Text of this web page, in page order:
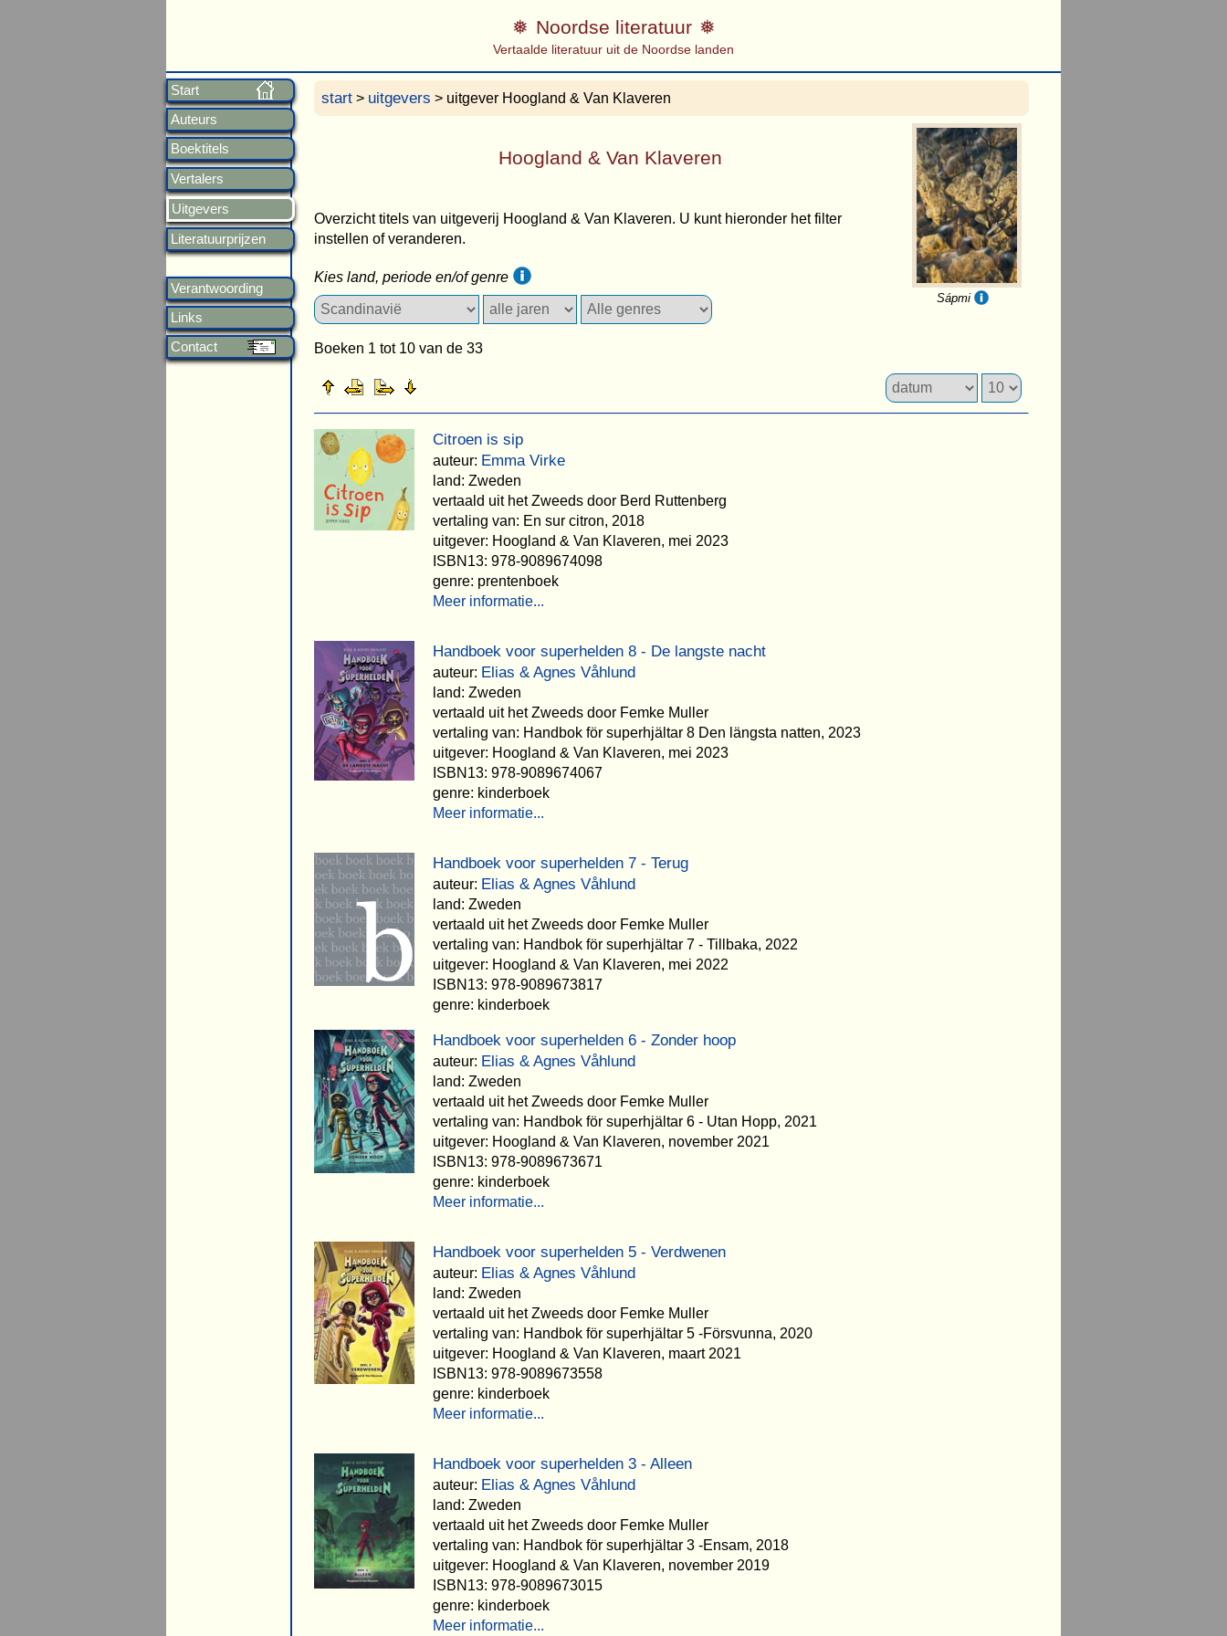
Start
Auteurs
Boektitels
Vertalers
Uitgevers
Literatuurprijzen
Verantwoording
Links
Contact
Noordse literatuur
Vertaalde literatuur uit de Noordse landen
start > uitgevers > uitgever Hoogland & Van Klaveren
Sápmi
Hoogland & Van Klaveren
Overzicht titels van uitgeverij Hoogland & Van Klaveren. U kunt hieronder het filter
instellen of veranderen.
Kies land, periode en/of genre
Boeken 1 tot 10 van de 33
Citroen is sip
auteur: Emma Virke
land: Zweden
vertaald uit het Zweeds door Berd Ruttenberg
vertaling van: En sur citron, 2018
uitgever: Hoogland & Van Klaveren, mei 2023
ISBN13: 978-9089674098
genre: prentenboek
Meer informatie...
Handboek voor superhelden 8 - De langste nacht
auteur: Elias & Agnes Våhlund
land: Zweden
vertaald uit het Zweeds door Femke Muller
vertaling van: Handbok för superhjältar 8 Den längsta natten, 2023
uitgever: Hoogland & Van Klaveren, mei 2023
ISBN13: 978-9089674067
genre: kinderboek
Meer informatie...
Handboek voor superhelden 7 - Terug
auteur: Elias & Agnes Våhlund
land: Zweden
vertaald uit het Zweeds door Femke Muller
vertaling van: Handbok för superhjältar 7 - Tillbaka, 2022
uitgever: Hoogland & Van Klaveren, mei 2022
ISBN13: 978-9089673817
genre: kinderboek
Handboek voor superhelden 6 - Zonder hoop
auteur: Elias & Agnes Våhlund
land: Zweden
vertaald uit het Zweeds door Femke Muller
vertaling van: Handbok för superhjältar 6 - Utan Hopp, 2021
uitgever: Hoogland & Van Klaveren, november 2021
ISBN13: 978-9089673671
genre: kinderboek
Meer informatie...
Handboek voor superhelden 5 - Verdwenen
auteur: Elias & Agnes Våhlund
land: Zweden
vertaald uit het Zweeds door Femke Muller
vertaling van: Handbok för superhjältar 5 -Försvunna, 2020
uitgever: Hoogland & Van Klaveren, maart 2021
ISBN13: 978-9089673558
genre: kinderboek
Meer informatie...
Handboek voor superhelden 3 - Alleen
auteur: Elias & Agnes Våhlund
land: Zweden
vertaald uit het Zweeds door Femke Muller
vertaling van: Handbok för superhjältar 3 -Ensam, 2018
uitgever: Hoogland & Van Klaveren, november 2019
ISBN13: 978-9089673015
genre: kinderboek
Meer informatie...